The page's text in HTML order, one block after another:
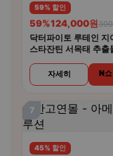
59% 할인
59%124,000원
닥터파이토 루테인 지
스타잔틴 서목태 추출
자세히 N
7
45% 할인